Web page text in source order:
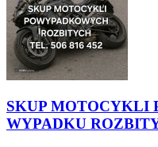
SKUP MOTOCYKLI
WYPADKU